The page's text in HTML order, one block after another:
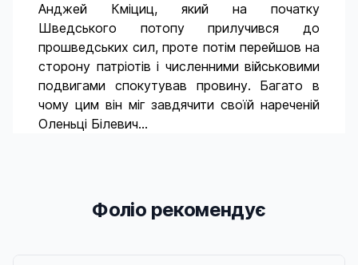
Анджей Кміциц, який на початку
Шведського потопу прилучився до
прошведських сил, проте потім перейшов на
сторону патріотів і численними військовими
подвигами спокутував провину. Багато в
чому цим він міг завдячити своїй нареченій
Оленьці Білевич…
Фоліо рекомендує